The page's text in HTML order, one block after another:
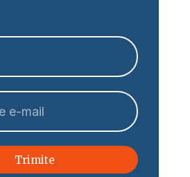
Trimite